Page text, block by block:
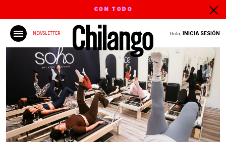
CON TODO
NEWSLETTER Hola, INICIA SESIÓN